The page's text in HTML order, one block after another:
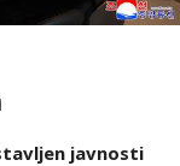
javnosti